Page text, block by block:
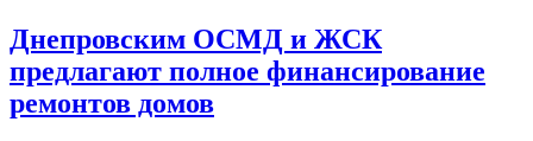
Днепровским ОСМД и ЖСК
предлагают полное финансирование
ремонтов домов